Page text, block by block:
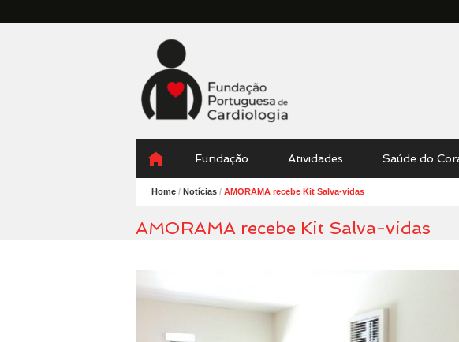
Fundação
Portuguesa
Cardiologia
Menu
content
Fundação Atividades Saúde do
Home / Notícias / AMORAMA recebe Kit Salva-vidas
AMORAMA recebe Kit Salva-vidas